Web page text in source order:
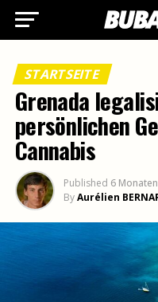
STARTSEITE
Grenada
persönlichen
Cannabis
Published 6
ByAurélien